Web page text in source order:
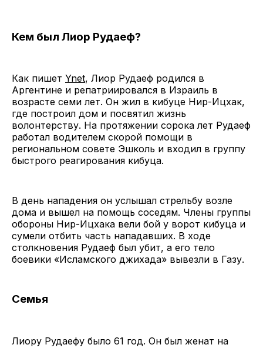
Кем был Лиор Рудаеф?
Как пишет Ynet, Лиор Рудаеф родился в
Аргентине и репатриировался в Израиль в
возрасте семи лет. Он жил в кибуце Нир-Ицхак,
где построил дом и посвятил жизнь
волонтерству. На протяжении сорока лет Рудаеф
работал водителем скорой помощи в
региональном совете Эшколь и входил в группу
быстрого реагирования кибуца.
В день нападения он услышал стрельбу возле
дома и вышел на помощь соседям. Члены группы
обороны Нир-Ицхака вели бой у ворот кибуца и
сумели отбить часть нападавших. В ходе
столкновения Рудаеф был убит, а его тело
боевики «Исламского джихада» вывезли в Газу.
Семья
Лиору Рудаефу было 61 год. Он был женат на